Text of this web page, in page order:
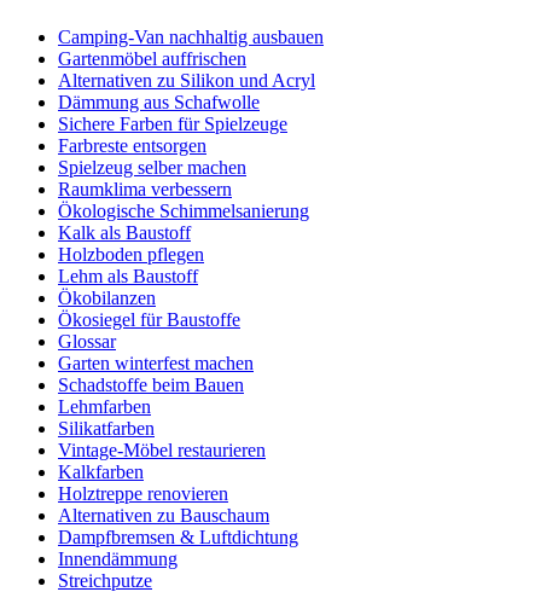
Camping-Van nachhaltig ausbauen
Gartenmöbel auffrischen
Alternativen zu Silikon und Acryl
Dämmung aus Schafwolle
Sichere Farben für Spielzeuge
Farbreste entsorgen
Spielzeug selber machen
Raumklima verbessern
Ökologische Schimmelsanierung
Kalk als Baustoff
Holzboden pflegen
Lehm als Baustoff
Ökobilanzen
Ökosiegel für Baustoffe
Glossar
Garten winterfest machen
Schadstoffe beim Bauen
Lehmfarben
Silikatfarben
Vintage-Möbel restaurieren
Kalkfarben
Holztreppe renovieren
Alternativen zu Bauschaum
Dampfbremsen & Luftdichtung
Innendämmung
Streichputze